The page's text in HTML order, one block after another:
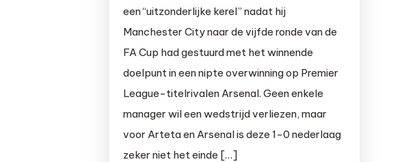
een “uitzonderlijke kerel” nadat hij
Manchester City naar de vijfde ronde van de
FA Cup had gestuurd met het winnende
doelpunt in een nipte overwinning op Premier
League-titelrivalen Arsenal. Geen enkele
manager wil een wedstrijd verliezen, maar
voor Arteta en Arsenal is deze 1-0 nederlaag
zeker niet het einde […]